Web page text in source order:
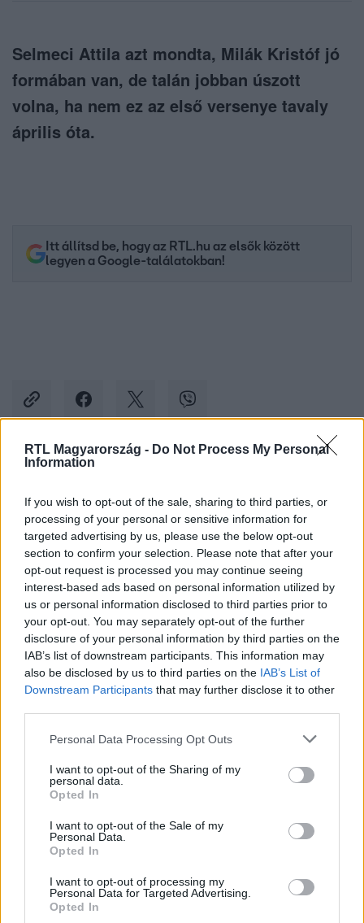
RTL Magyarország - Do Not Process My Personal
Information
If you wish to opt-out of the sale, sharing to third parties, or
processing of your personal or sensitive information for
targeted advertising by us, please use the below opt-out
section to confirm your selection. Please note that after your
opt-out request is processed you may continue seeing
interest-based ads based on personal information utilized by
us or personal information disclosed to third parties prior to
your opt-out. You may separately opt-out of the further
disclosure of your personal information by third parties on the
IAB’s list of downstream participants. This information may
also be disclosed by us to third parties on the IAB’s List of
Downstream Participants that may further disclose it to other
Please note that this website/app uses one or more Google
not limited to your visit or usage behaviour. You may click to
grant or deny consent to Google and its third-party tags to
use your data for below specified purposes in below Google
consent section.
Personal Data Processing Opt Outs
I want to opt-out of the Sharing of my
personal data.
Opted In
I want to opt-out of the Sale of my
Personal Data.
Opted In
I want to opt-out of processing my
Personal Data for Targeted Advertising.
Opted In
Selmeci Attila azt mondta, Milák Kristóf jó
formában van, de talán jobban úszott
volna, ha nem ez az első versenye tavaly
április óta.
Itt állítsd be, hogy az RTL.hu az elsők között
legyen a Google-találatokban!
Facebookon is!
Követem
#MILÁK KRISTÓF ÚSZÁS #
#PÁRIZS #SELMECI ATTILA
Népszerű
6:35